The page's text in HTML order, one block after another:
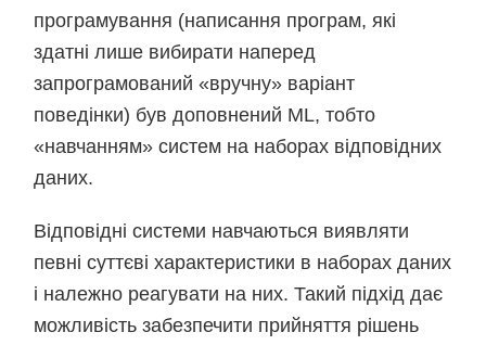
програмування (написання програм, які
здатні лише вибирати наперед
запрограмований «вручну» варіант
поведінки) був доповнений ML, тобто
«навчанням» систем на наборах відповідних
даних.
Відповідні системи навчаються виявляти
певні суттєві характеристики в наборах даних
і належно реагувати на них. Такий підхід дає
можливість забезпечити прийняття рішень